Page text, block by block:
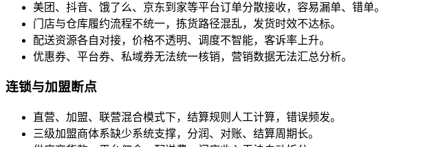
美团、抖音、饿了么、京东到家等平台订单分散接收，容易漏单、错单。
门店与仓库履约流程不统一，拣货路径混乱，发货时效不达标。
配送资源各自对接，价格不透明、调度不智能，客诉率上升。
优惠券、平台券、私域券无法统一核销，营销数据无法汇总分析。
连锁与加盟断点
直营、加盟、联营混合模式下，结算规则人工计算，错误频发。
三级加盟商体系缺少系统支撑，分润、对账、结算周期长。